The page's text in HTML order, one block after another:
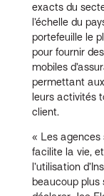
exacts du
l’échelle du
portefeuille le
pour fournir
mobiles
permettant
leurs activités
client.
« Les agences
facilite la vie,
l’utilisation
beaucoup plus